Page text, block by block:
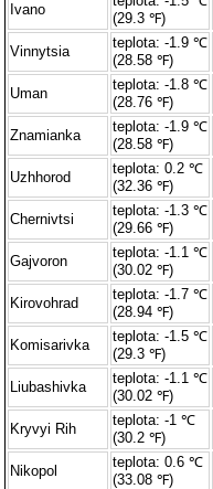
Ivano
(29.3 ℉)
Vinnytsia
teplota: -1.9 ℃
(28.58 ℉)
Uman
teplota: -1.8 ℃
(28.76 ℉)
Znamianka
teplota: -1.9 ℃
(28.58 ℉)
Uzhhorod
teplota: 0.2 ℃
(32.36 ℉)
Chernivtsi
teplota: -1.3 ℃
(29.66 ℉)
Gajvoron
teplota: -1.1 ℃
(30.02 ℉)
Kirovohrad
teplota: -1.7 ℃
(28.94 ℉)
Komisarivka
teplota: -1.5 ℃
(29.3 ℉)
Liubashivka
teplota: -1.1 ℃
(30.02 ℉)
Kryvyi Rih
teplota: -1 ℃
(30.2 ℉)
Nikopol
teplota: 0.6 ℃
(33.08 ℉)